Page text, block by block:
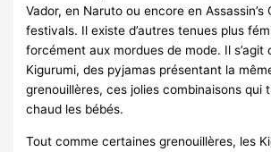
Vador, en Naruto ou encore en Assassin’s
festivals. Il existe d’autres tenues plus
forcément aux mordues de mode. Il s’agit
Kigurumi, des pyjamas présentant la
grenouillères, ces jolies combinaisons qui
chaud les bébés.
Tout comme certaines grenouillères, les